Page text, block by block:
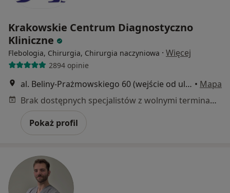
Krakowskie Centrum Diagnostyczno
Kliniczne
Flebologia, Chirurgia, Chirurgia naczyniowa · Więcej
2894 opinie
al. Beliny-Prażmowskiego 60 (wejście od ul. OIszańskiej), Kraków • Mapa
Brak dostępnych specjalistów z wolnymi terminami w tym centrum medycznym.
Pokaż profil